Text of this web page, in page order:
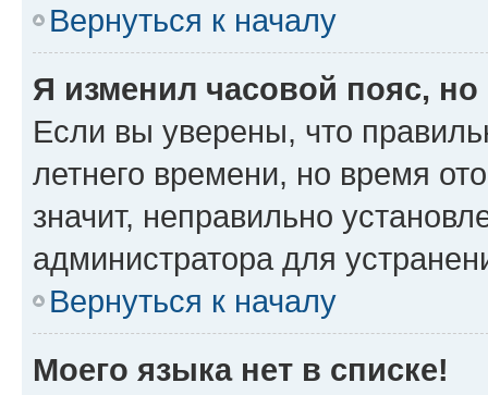
Вернуться к началу
Я изменил часовой пояс,
Если вы уверены, что
летнего времени, но время
значит, неправильно
администратора для
Вернуться к началу
Моего языка нет в списке!